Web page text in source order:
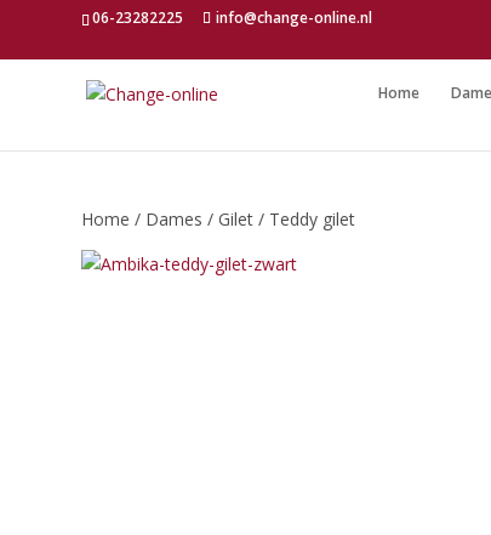
06-23282225
info@change-online.nl
Home
Home / Dames / Gilet / Teddy gilet